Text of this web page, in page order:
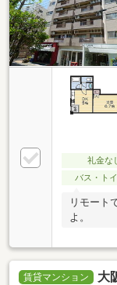
礼金な
バス・ト
リモート
よ。
賃貸マンション
大